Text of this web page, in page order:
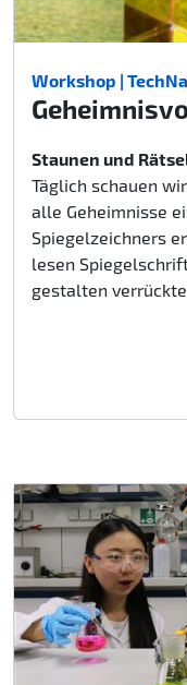
Workshop |
Staunen und
Täglich schauen
alle Geheimnisse
Spiegelzeichners
lesen
gestalten